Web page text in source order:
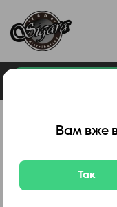
Каталог
Вам вже
Так